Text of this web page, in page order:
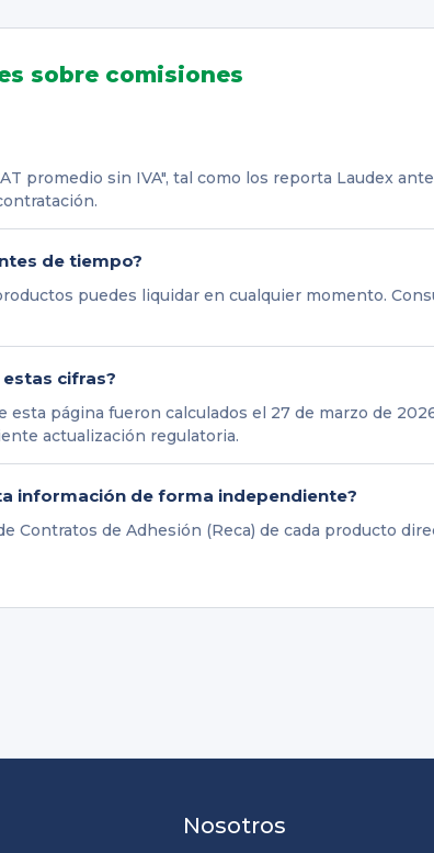
sobre comisiones
promedio sin IVA", tal como los reporta Laudex
de tiempo?
puedes liquidar en cualquier momento.
cifras?
esta página fueron calculados el 27 de marzo de
actualización regulatoria.
información de forma independiente?
Contratos de Adhesión (Reca) de cada producto
Nosotros